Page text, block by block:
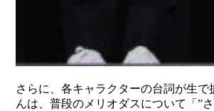
さらに、各キャラクターの台詞が生で
んは、普段のメリオダスについて「”